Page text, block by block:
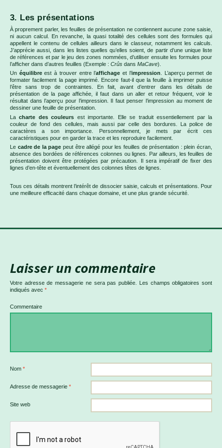
3. Les présentations
À proprement parler, les feuilles de présentation ne contiennent aucune zone saisie,
ni aucun calcul. En revanche, la quasi totalité des cellules sont des formules qui
appellent le contenu de cellules ailleurs dans le classeur, notamment les calculs.
J’apprécie aussi, dans les listes quelles qu’elles soient, de partir d’une unique liste
de références et par le jeu des zones nommées, d’utiliser ensuite les formules pour
l’afficher dans d’autres feuilles (Exemple : Crûs dans MaCave).
Un équilibreest à trouver entre l’affichage et l’impression. L’aperçu permet de
formater facilement la page imprimé. Encore faut-il que la feuille à imprimer puisse
l’être sans trop de contraintes. En fait, avant d’entrer dans les détails de
présentation de la page affichée, il faut dans un aller et retour fréquent, voir le
résultat dans l’aperçu pour l’impression. Il faut penser l’impression au moment de
dessiner une feuille de présentation.
Lacharte des couleurs est importante. Elle se traduit essentiellement par la
couleur de fond des cellules, mais aussi par celle des bordures. La police de
caractères a son importance. Personnellement, je mets par écrit ces
caractéristiques pour en garder la trace et les reproduire facilement.
Le cadre de la page peut être allégé pour les feuilles de présentation : plein écran,
absence des bordées de références colonnes ou lignes. Par ailleurs, les feuilles de
présentation doivent être protégées par précaution. Il sera impératif de fixer des
lignes d’en-tête et éventuellement des colonnes têtes de lignes.
Tous ces détails montrent l’intérêt de dissocier saisie, calculs et présentations. Pour
une meilleure efficacité dans chaque domaine, et une plus grande sécurité.
Laisser un commentaire
Votre adresse de messagerie ne sera pas publiée.
Les champs obligatoires sont
indiqués avec *
Commentaire
Nom *
Adresse de messagerie *
Site web